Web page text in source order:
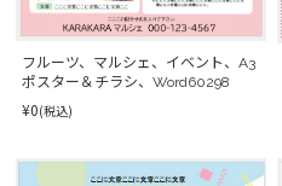
フルーツ、マルシェ、イベント、A3
ポスター＆チラシ、Word60298
¥0(税込)